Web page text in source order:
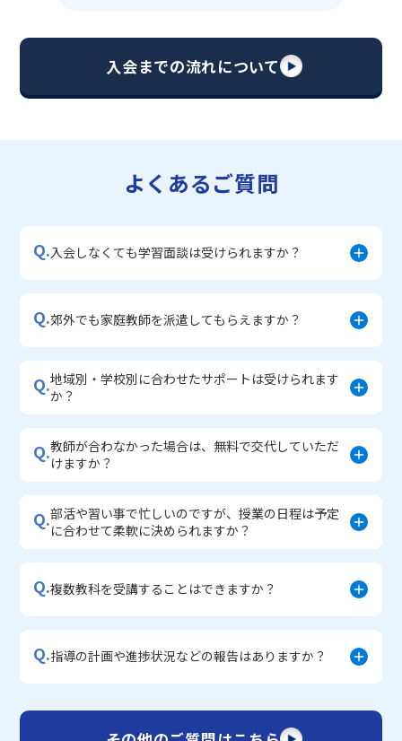
・【志望校別】公立・私立高校受験対策コース
・宿題サポートコース
・学習習慣定着コース
入会までの流れについて
よくあるご質問
Q.入会しなくても学習面談は受けられますか？
Q.郊外でも家庭教師を派遣してもらえますか？
Q.地域別・学校別に合わせたサポートは受けられます
か？
Q.教師が合わなかった場合は、無料で交代していただ
けますか？
Q.部活や習い事で忙しいのですが、授業の日程は予定
に合わせて柔軟に決められますか？
Q.複数教科を受講することはできますか？
Q.指導の計画や進捗状況などの報告はありますか？